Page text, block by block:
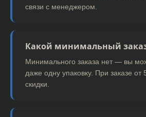
связи с менеджером.
Какой минимальный
Минимального заказа нет — вы
даже одну упаковку. При заказе от
скидки.